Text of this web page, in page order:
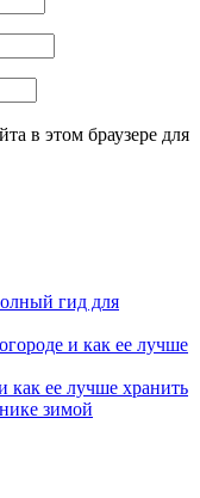
в этом браузере для
гид для
и как ее лучше
как ее лучше хранить
зимой